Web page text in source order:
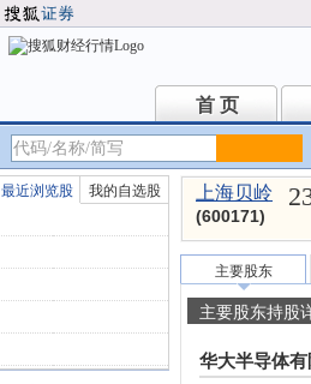
首 页
首 页
最近浏览股 我的自选股 上海贝岭
(600171)
主要股东
主要股东持股
华大半导体有